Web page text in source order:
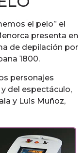
el pelo” el
presenta en
de depilación por
1800.
personajes
del espectáculo,
y Luis Muñoz,